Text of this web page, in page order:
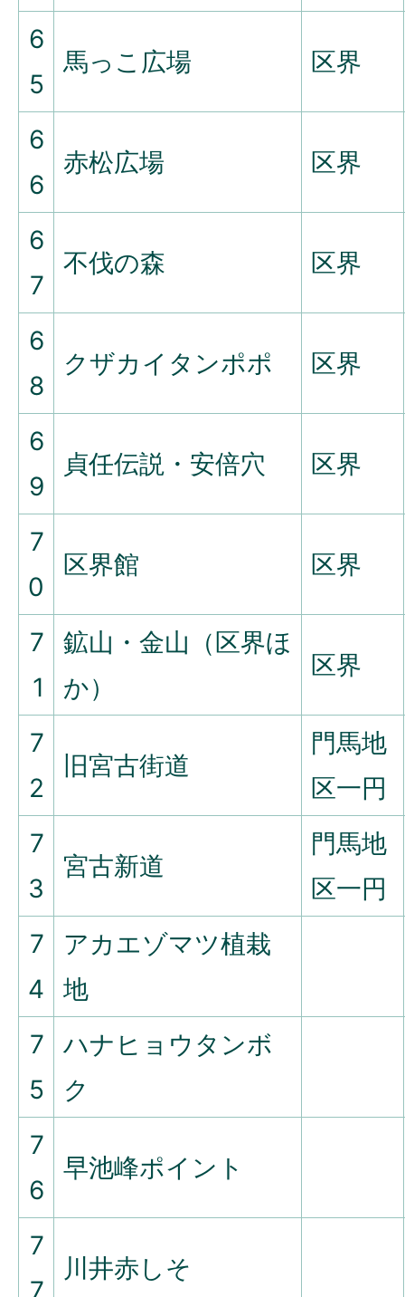
6
5
馬っこ広場 区界
6
6
赤松広場 区界
6
7
不伐の森 区界
6
8
クザカイタンポポ 区界
6
9
貞任伝説・安倍穴 区界
7
0
区界館 区界
7
1
鉱山・金山（区界ほ
か）
区界
7
2
旧宮古街道
門馬地
区一円
7
3
宮古新道
門馬地
区一円
7
4
アカエゾマツ植栽
地
7
5
ハナヒョウタンボ
ク
7
6
早池峰ポイント
7
7
川井赤しそ